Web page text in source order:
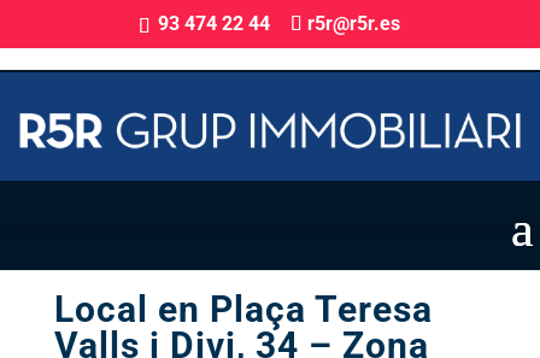
93 474 22 44 r5r@r5r.es
Local en Plaça Teresa
Valls i Divi, 34 – Zona